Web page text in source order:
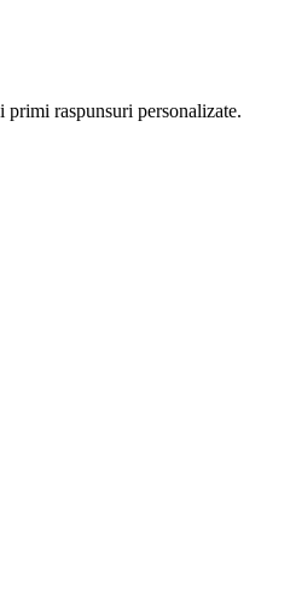
primi raspunsuri personalizate.